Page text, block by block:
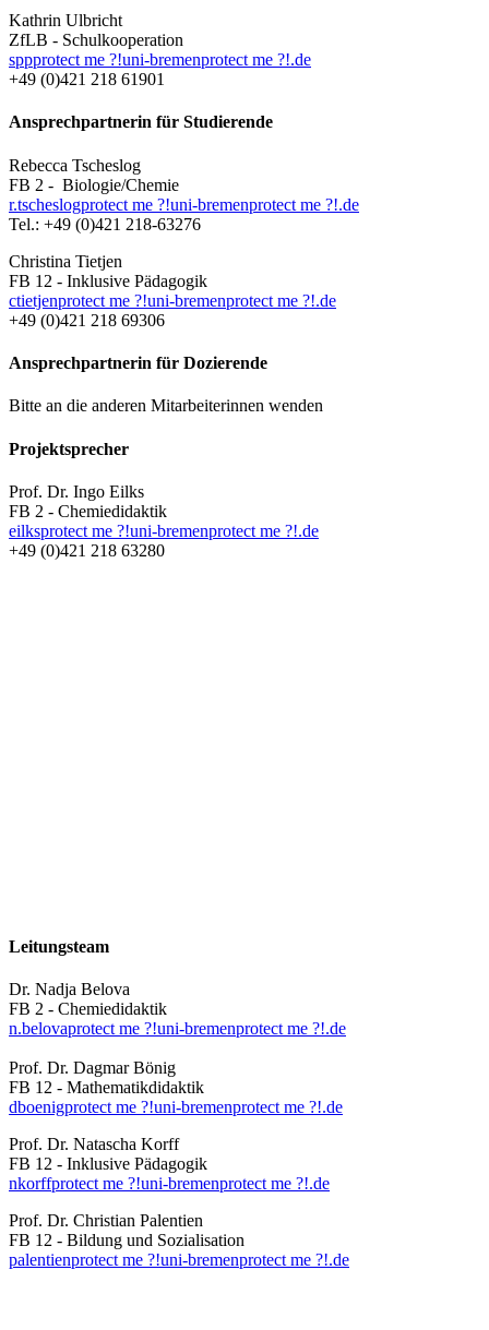
Kathrin Ulbricht
ZfLB - Schulkooperation
sppprotect me ?!uni-bremenprotect me ?!.de
+49 (0)421 218 61901
Ansprechpartnerin für Studierende
Rebecca Tscheslog
FB 2 - Biologie/Chemie
r.tscheslogprotect me ?!uni-bremenprotect me ?!.de
Tel.: +49 (0)421 218-63276
Christina Tietjen
FB 12 - Inklusive Pädagogik
ctietjenprotect me ?!uni-bremenprotect me ?!.de
+49 (0)421 218 69306
Ansprechpartnerin für Dozierende
Bitte an die anderen Mitarbeiterinnen wenden
Projektsprecher
Prof. Dr. Ingo Eilks
FB 2 - Chemiedidaktik
eilksprotect me ?!uni-bremenprotect me ?!.de
+49 (0)421 218 63280
Leitungsteam
Dr. Nadja Belova
FB 2 - Chemiedidaktik
n.belovaprotect me ?!uni-bremenprotect me ?!.de
Prof. Dr. Dagmar Bönig
FB 12 - Mathematikdidaktik
dboenigprotect me ?!uni-bremenprotect me ?!.de
Prof. Dr. Natascha Korff
FB 12 - Inklusive Pädagogik
nkorffprotect me ?!uni-bremenprotect me ?!.de
Prof. Dr. Christian Palentien
FB 12 - Bildung und Sozialisation
palentienprotect me ?!uni-bremenprotect me ?!.de